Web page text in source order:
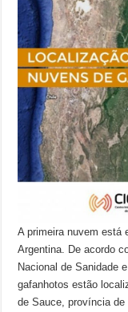
A primeira nuvem está
Argentina. De acordo
Nacional de Sanidade
gafanhotos estão
de Sauce, província